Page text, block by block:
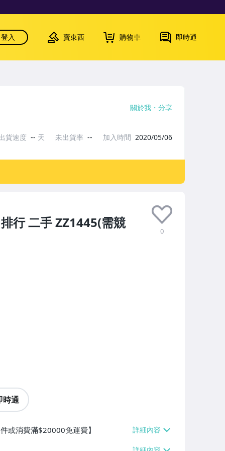
登入 賣東西 購物車 即時通
行 二手 ZZ1445(需競
0
時通
或消費滿$20000免運費】
關於我 分享
貨速度 -- 天 未出貨率 -- 加入時間 2020/05/06